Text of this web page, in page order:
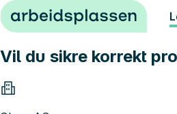
Hopp til innhold
Vil du sikre korrekt